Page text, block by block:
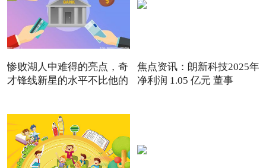
惨败湖人中难得的亮点，奇
才锋线新星的水平不比他的
焦点资讯：朗新科技2025年
净利润 1.05 亿元 董事